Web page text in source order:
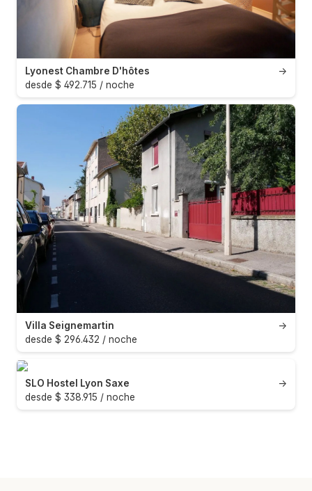
→
Lyonest Chambre D'hôtes
desde $ 492.715 / noche
→
Villa Seignemartin
desde $ 296.432 / noche
→
SLO Hostel Lyon Saxe
desde $ 338.915 / noche